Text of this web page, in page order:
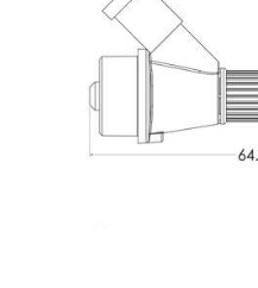
管路夾緊器
保護蓋